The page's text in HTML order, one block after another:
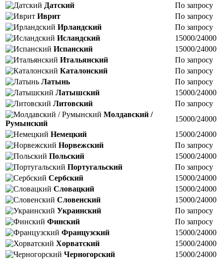
Датский
По запросу
Иврит
По запросу
Ирландский
По запросу
Исландский
15000/24000
Испанский
15000/24000
Итальянский
По запросу
Каталонский
По запросу
Латынь
По запросу
Латышский
15000/24000
Литовский
По запросу
Молдавский /
Румынский
15000/24000
Немецкий
15000/24000
Норвежский
По запросу
Польский
15000/24000
Португальский
По запросу
Сербский
15000/24000
Словацкий
15000/24000
Словенский
15000/24000
Украинский
По запросу
Финский
По запросу
Французский
15000/24000
Хорватский
15000/24000
Черногорский
15000/24000